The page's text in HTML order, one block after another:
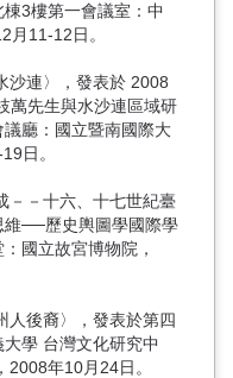
3樓第一會議室：中
月11-12日。
沙連〉，發表於 2008
萬先生與水沙連區域研
廳：國立暨南國際大
日。
－－十六、十七世紀臺
維──歷史輿圖學國際學
國立故宮博物院，
人後裔〉，發表於第四
學 台灣文化研究中
年10月24日。